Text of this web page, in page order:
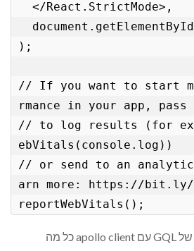
);
// If you want to start
rmance in your app,
// to log results (for
ebVitals(console.log))
// or send to an
arn more: https://bit.ly/
זוהי קונפיגורציה בסיסית של GQL עם apollo client כל מה